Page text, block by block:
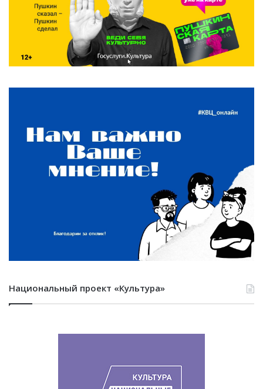
Национальный проект «Культура»